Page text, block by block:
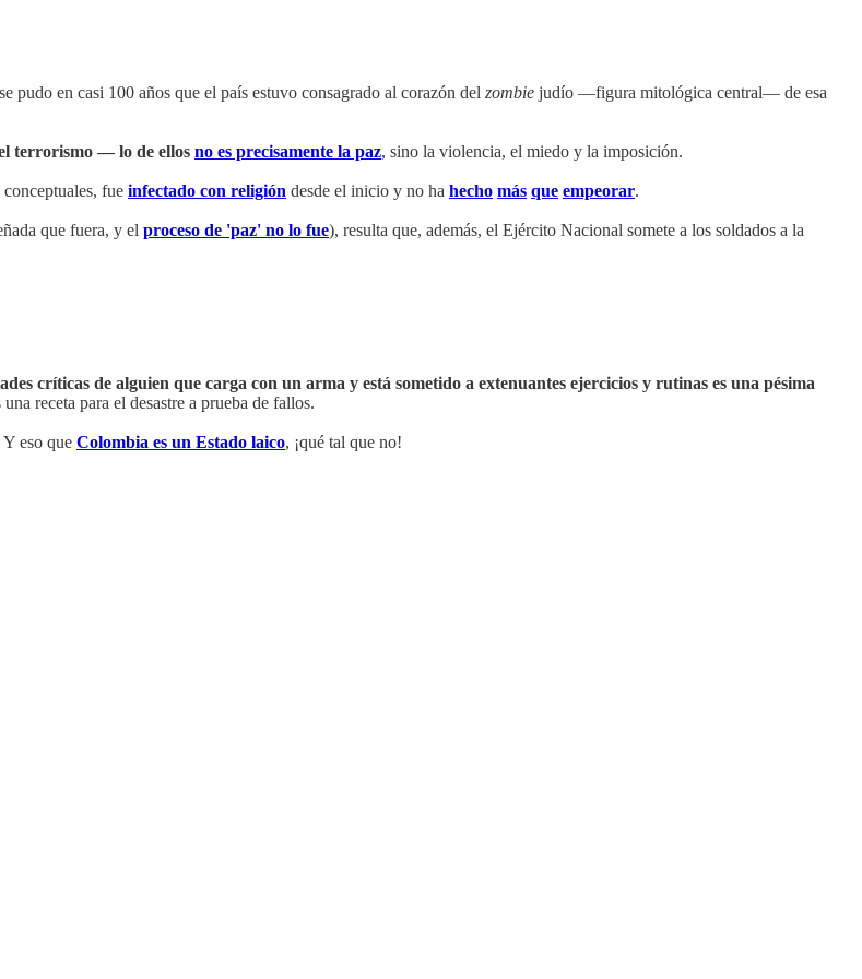
pudo en casi 100 años que el país estuvo consagrado al corazón del zombie judío —figura mitológica central— de esa
terrorismo — lo de ellos no es precisamente la paz, sino la violencia, el miedo y la imposición.
fue infectado con religión desde el inicio y no ha hecho más que empeorar.
que fuera, y el proceso de 'paz' no lo fue), resulta que, además, el Ejército Nacional somete a los soldados a la
críticas de alguien que carga con un arma y está sometido a extenuantes ejercicios y rutinas es una pésima
receta para el desastre a prueba de fallos.
eso que Colombia es un Estado laico, ¡qué tal que no!